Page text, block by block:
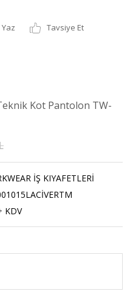
Tavsiye Et
Kot Pantolon TW-
İŞ KIYAFETLERİ
KDV